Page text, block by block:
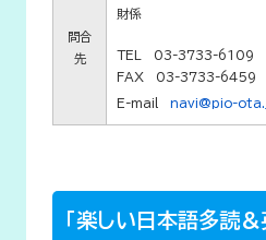
問合
先
財係
TEL 03-3733-6109
FAX 03-3733-6459
E-mailnavi@pio-
「楽しい日本語多読